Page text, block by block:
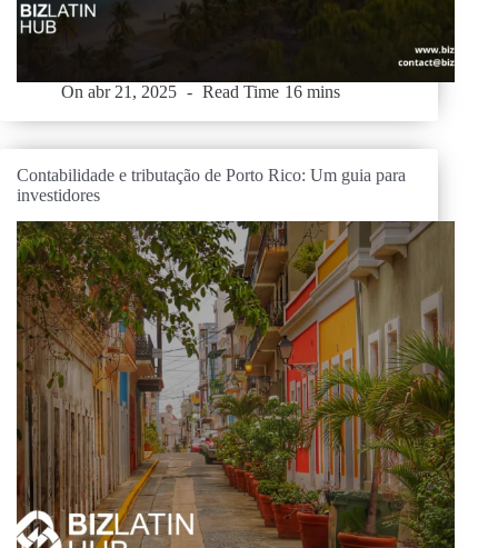
On abr 21, 2025 Read Time 16 mins
Contabilidade e tributação de Porto Rico: Um guia para
investidores